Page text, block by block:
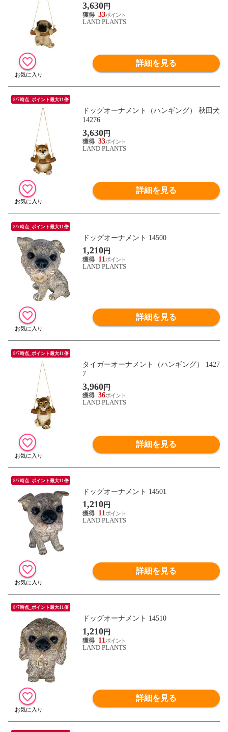
3,630円
33
LAND PLANTS
詳細を見る
8/7時点_ポイント最大11倍
ドッグオーナメント（ハンギング） 秋田犬
14276
3,630円
33
LAND PLANTS
詳細を見る
8/7時点_ポイント最大11倍
ドッグオーナメント 14500
1,210円
11
LAND PLANTS
詳細を見る
8/7時点_ポイント最大11倍
タイガーオーナメント（ハンギング） 1427
7
3,960円
36
LAND PLANTS
詳細を見る
8/7時点_ポイント最大11倍
ドッグオーナメント 14501
1,210円
11
LAND PLANTS
詳細を見る
8/7時点_ポイント最大11倍
ドッグオーナメント 14510
1,210円
11
LAND PLANTS
詳細を見る